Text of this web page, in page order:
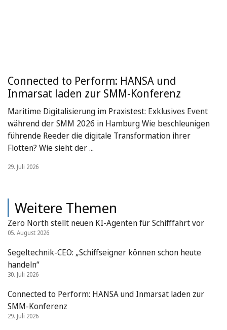
Connected to Perform: HANSA und
Inmarsat laden zur SMM-Konferenz
Maritime Digitalisierung im Praxistest: Exklusives Event
während der SMM 2026 in Hamburg Wie beschleunigen
führende Reeder die digitale Transformation ihrer
Flotten? Wie sieht der ...
29. Juli 2026
Weitere Themen
Zero North stellt neuen KI-Agenten für Schifffahrt vor
05. August 2026
Segeltechnik-CEO: „Schiffseigner können schon heute
handeln“
30. Juli 2026
Connected to Perform: HANSA und Inmarsat laden zur
SMM-Konferenz
29. Juli 2026